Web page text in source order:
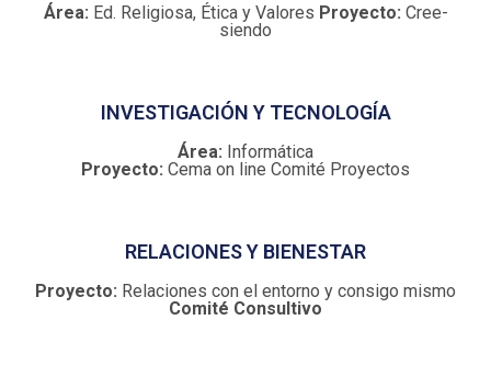
Área: Ed. Religiosa, Ética y Valores Proyecto: Cree-
siendo
INVESTIGACIÓN Y TECNOLOGÍA
Área: Informática
Proyecto: Cema on line Comité Proyectos
RELACIONES Y BIENESTAR
Proyecto: Relaciones con el entorno y consigo mismo
Comité Consultivo